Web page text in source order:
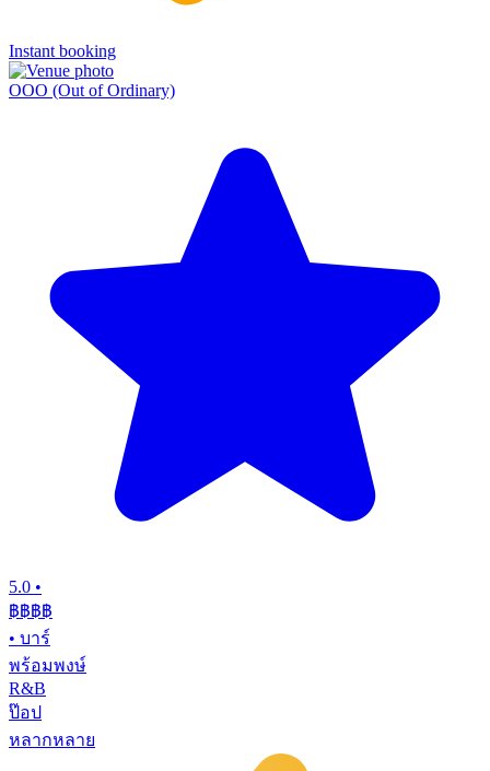
Instant booking
OOO (Out of Ordinary)
5.0 •
฿฿฿฿
• บาร์
พร้อมพงษ์
R&B
ป๊อป
หลากหลาย